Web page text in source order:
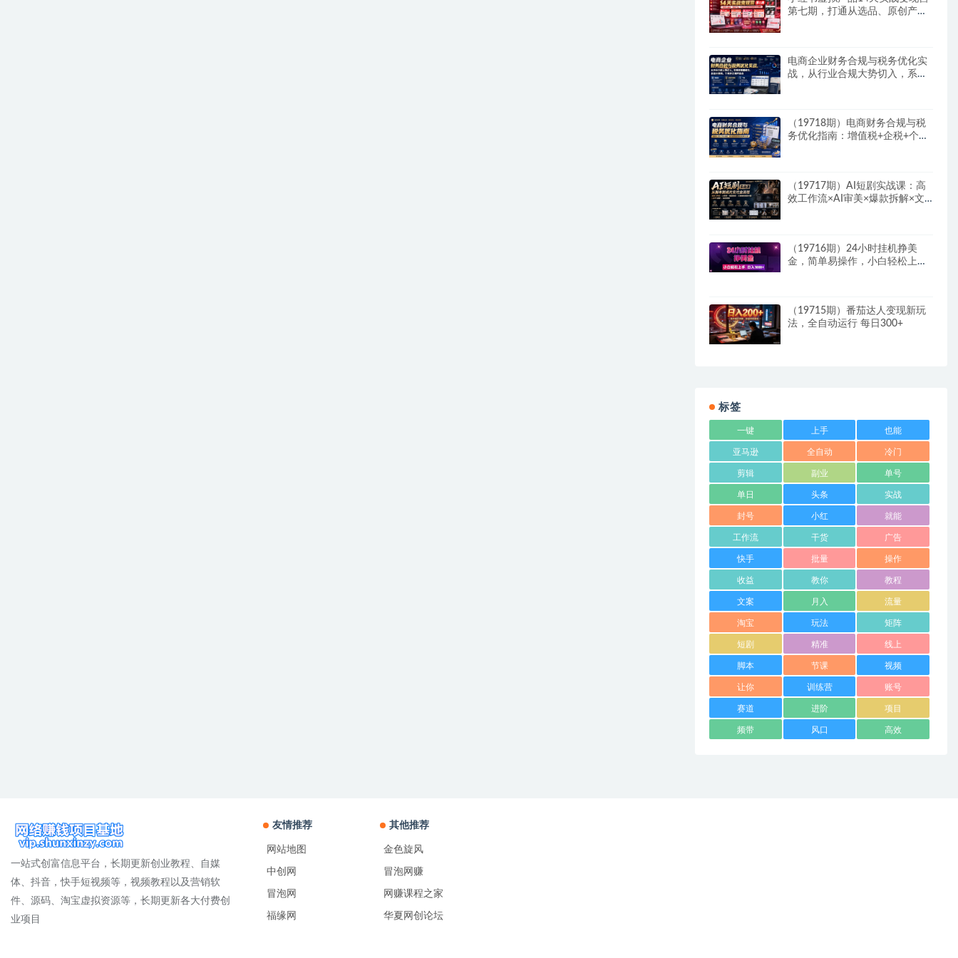
第七期，打通从选品、原创产
电商企业财务合规与税务优化实
战，从行业合规大势切入，系统
（19718期）电商财务合规与税
务优化指南：增值税+企税+个税
（19717期）AI短剧实战课：高
效工作流×AI审美×爆款拆解×文
（19716期）24小时挂机挣美
金，简单易操作，小白轻松上
（19715期）番茄达人变现新玩
法，全自动运行 每日300+
标签
一键 上手 也能
亚马逊 全自动 冷门
剪辑 副业 单号
单日 头条 实战
封号 小红 就能
工作流 干货 广告
快手 批量 操作
收益 教你 教程
文案 月入 流量
淘宝 玩法 矩阵
短剧 精准 线上
脚本 节课 视频
让你 训练营 账号
赛道 进阶 项目
频带 风口 高效
一站式创富信息平台，长期更新创业教程、自媒
体、抖音，快手短视频等，视频教程以及营销软
件、源码、淘宝虚拟资源等，长期更新各大付费创
业项目
友情推荐
网站地图
中创网
冒泡网
福缘网
其他推荐
金色旋风
冒泡网赚
网赚课程之家
华夏网创论坛